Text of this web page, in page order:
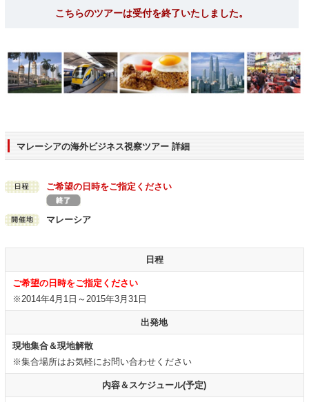
こちらのツアーは受付を終了いたしました。
マレーシアの海外ビジネス視察ツアー 詳細
ご希望の日時をご指定ください
マレーシア
日程
ご希望の日時をご指定ください
※2014年4月1日～2015年3月31日
出発地
現地集合＆現地解散
※集合場所はお気軽にお問い合わせください
内容＆スケジュール(予定)